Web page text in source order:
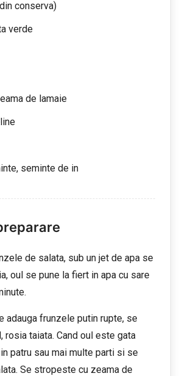
conserva)
verde
de lamaie
seminte de in
de salata, sub un jet de apa se
oul se pune la fiert in apa cu sare
adauga frunzele putin rupte, se
rosia taiata. Cand oul este gata
patru sau mai multe parti si se
Se stropeste cu zeama de